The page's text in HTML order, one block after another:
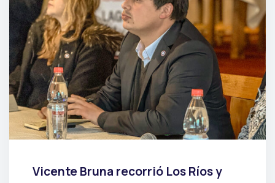
Vicente Bruna recorrió Los Ríos y